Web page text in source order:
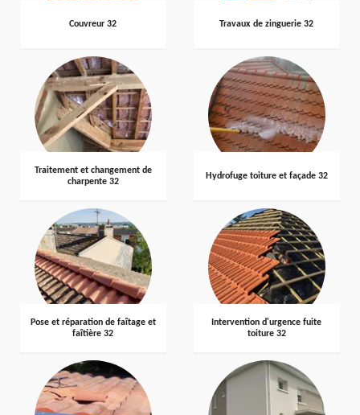
Couvreur 32 Travaux de zinguerie 32
Traitement et changement de
charpente 32
Hydrofuge toiture et façade 32
Pose et réparation de faîtage et
faîtière 32
Intervention d'urgence fuite
toiture 32